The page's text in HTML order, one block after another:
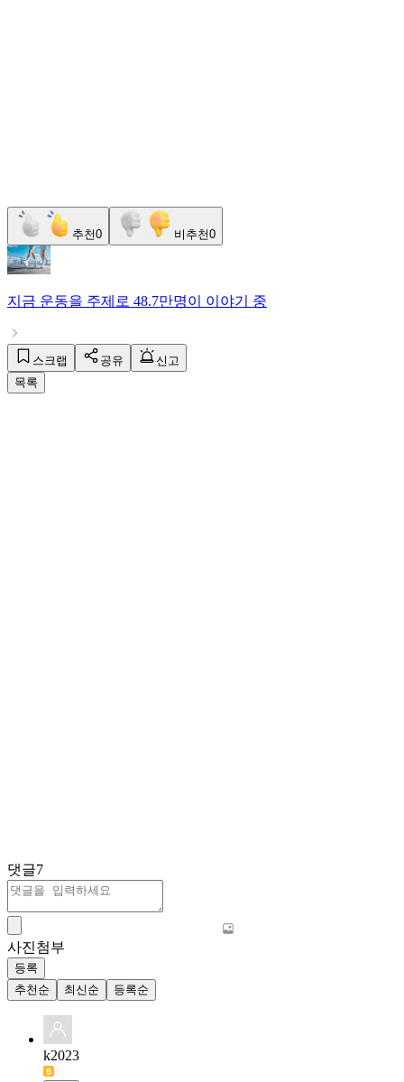
추천0 비추천0
지금 운동을 주제로 48.7만명이 이야기 중
스크랩 공유
신고
목록
댓글7
사진첨부
등록
추천순
최신순 등록순
k2023